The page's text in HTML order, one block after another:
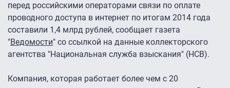
перед российскими операторами связи по оплате
проводного доступа в интернет по итогам 2014 года
составили 1,4 млрд рублей, сообщает газета
"Ведомости" со ссылкой на данные коллекторского
агентства "Национальная служба взыскания" (НСВ).
Компания, которая работает более чем с 20